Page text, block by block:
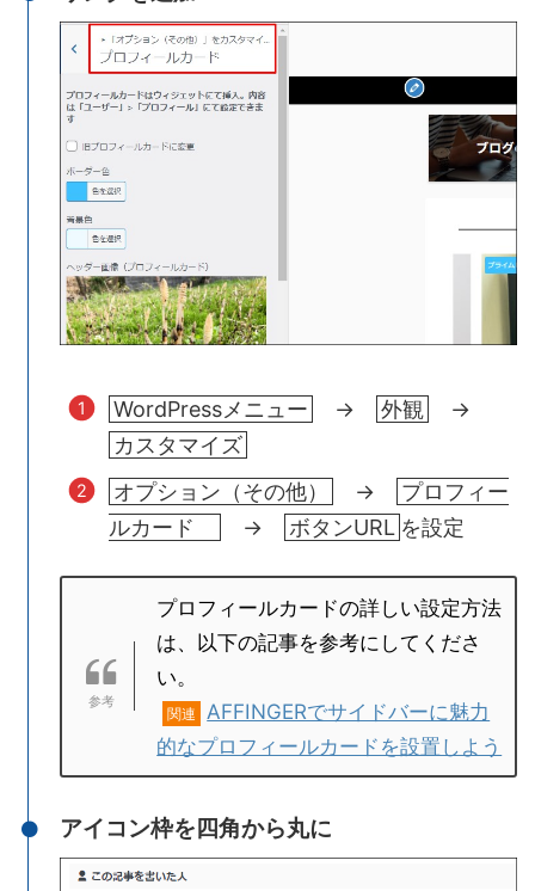
WordPressメニュー → 外観
→
カスタマイズ
オプション（その他）
→
プロフィー
ルカード
→ ボタンURL を設定
プロフィールカードの詳しい設定方法
は、以下の記事を参考にしてくださ
い。
関連
AFFINGERでサイドバーに魅力
的なプロフィールカードを設置しよう
アイコン枠を四角から丸に